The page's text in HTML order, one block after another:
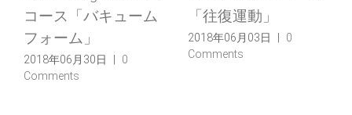
コース「バキューム
フォーム」
2018年06月30日 |
0
Comments
「往復運動」
2018年06月03日 |
0
Comments